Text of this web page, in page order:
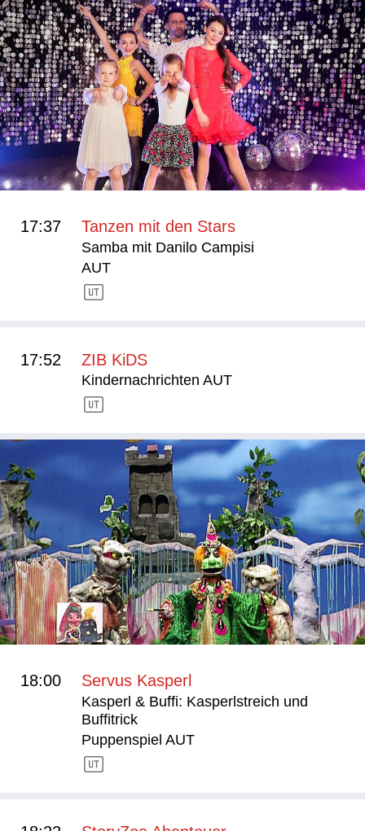
17:37 Tanzen mit den Stars
Samba mit Danilo Campisi
AUT
17:52 ZIB KiDS
Kindernachrichten AUT
18:00 Servus Kasperl
Kasperl & Buffi: Kasperlstreich und
Buffitrick
Puppenspiel AUT